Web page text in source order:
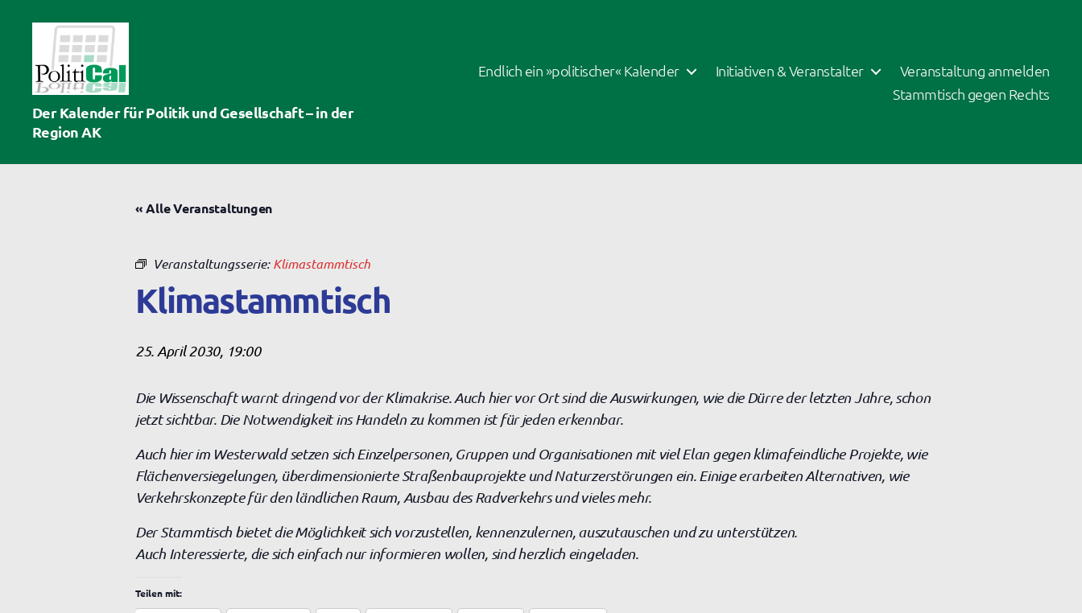
PolitiCal-
AK
Der Kalender für Politik und Gesellschaft – in der
Region AK
Endlich ein »politischer« Kalender Initiativen & Veranstalter
Veranstaltung anmelden
Stammtisch gegen Rechts
« Alle Veranstaltungen
Veranstaltungsserie: Klimastammtisch
Klimastammtisch
25. April 2030, 19:00
Die Wissenschaft warnt dringend vor der Klimakrise. Auch hier vor Ort sind die Auswirkungen, wie die Dürre der letzten Jahre, schon
jetzt sichtbar. Die Notwendigkeit ins Handeln zu kommen ist für jeden erkennbar.
Auch hier im Westerwald setzen sich Einzelpersonen, Gruppen und Organisationen mit viel Elan gegen klimafeindliche Projekte, wie
Flächenversiegelungen, überdimensionierte Straßenbauprojekte und Naturzerstörungen ein. Einige erarbeiten Alternativen, wie
Verkehrskonzepte für den ländlichen Raum, Ausbau des Radverkehrs und vieles mehr.
Der Stammtisch bietet die Möglichkeit sich vorzustellen, kennenzulernen, auszutauschen und zu unterstützen.
Auch Interessierte, die sich einfach nur informieren wollen, sind herzlich eingeladen.
Teilen mit: